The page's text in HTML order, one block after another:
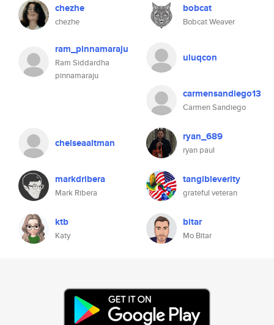
chezhe
chezhe
bobcat
Bobcat Weaver
ram_pinnamaraju
Ram Siddardha
pinnamaraju
uluqcon
carmensandiego13
Carmen Sandiego
chelseaaltman ryan_689
ryan paul
markdribera
Mark Ribera
tangibleverity
grateful veteran
ktb
Katy
bitar
Mo Bitar